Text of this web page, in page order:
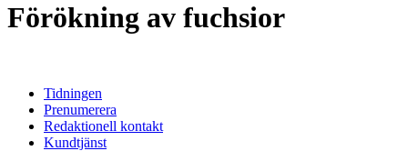
Förökning av fuchsior
Tidningen
Prenumerera
Redaktionell kontakt
Kundtjänst